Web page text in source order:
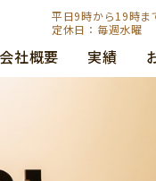
平日9時から19時ま
定休日：毎週水曜
会社概要 実績